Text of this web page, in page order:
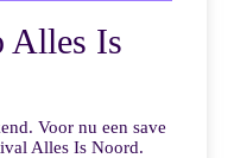
Alles Is
Voor nu een save
Alles Is Noord.